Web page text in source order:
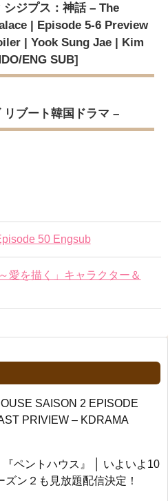
シジプス：神話 – The
| Episode 5-6 Preview
| Yook Sung Jae | Kim
ENG SUB]
リブート韓国ドラマ –
50 Engsub
愛を描く」キャラクター＆
SAISON 2 EPISODE
PRIVIEW – KDRAMA
『ペントハウス』 │ いよいよ10
ズン２も見放題配信決定！